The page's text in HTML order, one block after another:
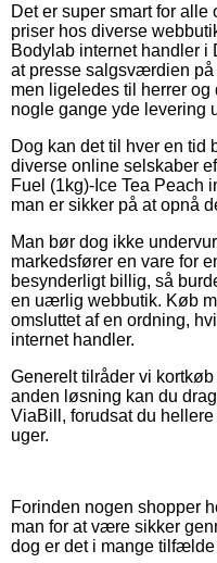
Det er super smart for
priser hos diverse
Bodylab internet handler i
at presse salgsværdien
men ligeledes til herrer
nogle gange yde levering
Dog kan det til hver en tid
diverse online selskaber
Fuel (1kg)-Ice Tea Peach
man er sikker på at opnå
Man bør dog ikke
markedsfører en vare for
besynderligt billig, så
en uærlig webbutik. Køb
omsluttet af en ordning,
internet handler.
Generelt tilråder vi
anden løsning kan du
ViaBill, forudsat du
uger.
Forinden nogen shopper
man for at være sikker
dog er det i mange